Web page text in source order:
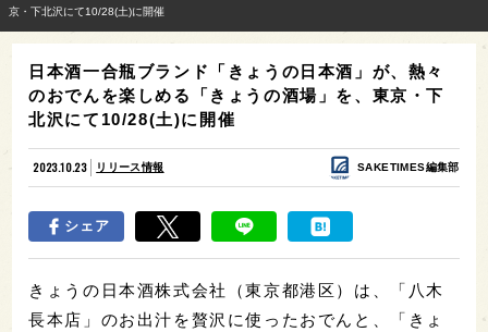
京・下北沢にて10/28(土)に開催
日本酒一合瓶ブランド「きょうの日本酒」が、熱々
のおでんを楽しめる「きょうの酒場」を、東京・下
北沢にて10/28(土)に開催
2023.10.23 リリース情報 SAKETIMES編集部
シェア
きょうの日本酒株式会社（東京都港区）は、「八木
長本店」のお出汁を贅沢に使ったおでんと、「きょ